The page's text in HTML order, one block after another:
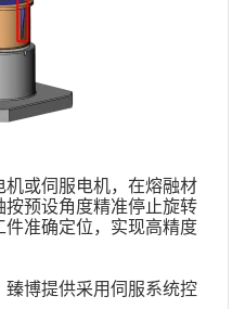
或伺服电机，在熔融材
预设角度精准停止旋转
准确定位，实现高精度
博提供采用伺服系统控